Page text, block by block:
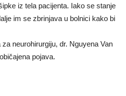
iz tela pacijenta. Iako se stanje
im se zbrinjava u bolnici kako bi
neurohirurgiju, dr. Nguyena Van
pojava.